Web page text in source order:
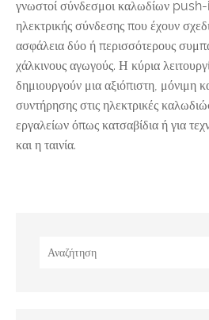
γνωστοί σύνδεσμοι καλωδίων push-
ηλεκτρικής σύνδεσης που έχουν
ασφάλεια δύο ή περισσότερους
χάλκινους αγωγούς. Η κύρια
δημιουργούν μια αξιόπιστη, μόνιμη
συντήρησης στις ηλεκτρικές
εργαλείων όπως κατσαβίδια ή για
και η ταινία.